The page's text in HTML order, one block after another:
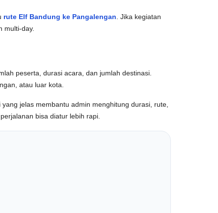
rute Elf Bandung ke Pangalengan . Jika kegiatan
multi-day.
peserta, durasi acara, dan jumlah destinasi.
atau luar kota.
jelas membantu admin menghitung durasi, rute,
bisa diatur lebih rapi.